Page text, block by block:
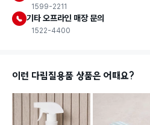
1599-2211
기타 오프라인 매장 문의
1522-4400
이런 다림질용품 상품은 어때요?